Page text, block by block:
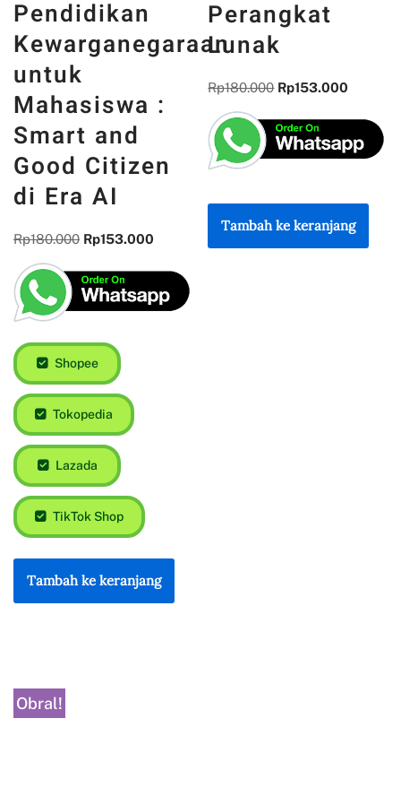
Pendidikan
Kewarganegaraan
untuk
Mahasiswa :
Smart and
Good Citizen
di Era AI
Rp180.000 Rp153.000
Shopee
Tokopedia
Lazada
TikTok Shop
Tambah ke keranjang
Perangkat
Lunak
Rp180.000 Rp153.000
Tambah ke keranjang
Obral!